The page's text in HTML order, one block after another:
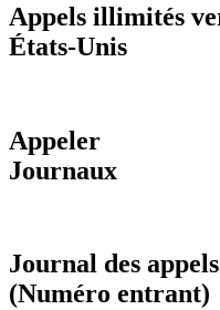
Appels illimités
États-Unis
Appeler
Journaux
Journal des appels
(Numéro entrant)